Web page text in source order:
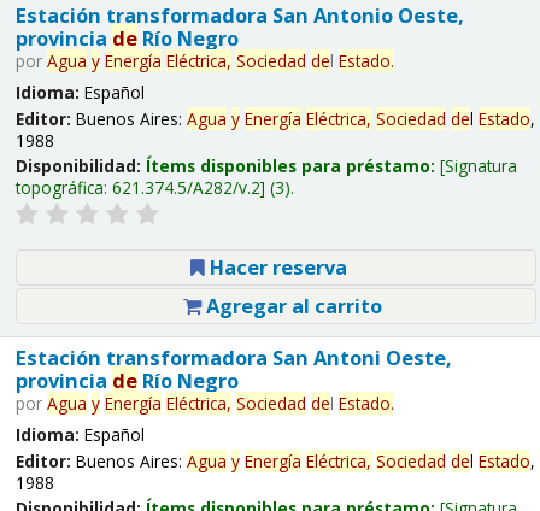
Estación transformadora San Antonio Oeste,
provincia deRío Negro
por Agua y Energía Eléctrica, Sociedad del Estado.
Idioma: Español
Editor: Buenos Aires: Agua y Energía Eléctrica, Sociedad del Estado,
1988
Disponibilidad: Ítems disponibles para préstamo: Signatura
topográfica: 621.374.5/A282/v.2 (3).
Hacer reserva
Agregar al carrito
Estación transformadora San Antoni Oeste,
provincia deRío Negro
por Agua y Energía Eléctrica, Sociedad del Estado.
Idioma: Español
Editor: Buenos Aires: Agua y Energía Eléctrica, Sociedad del Estado,
1988